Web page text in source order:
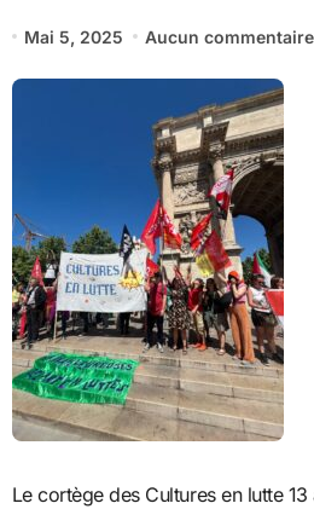
Mai 5, 2025 Aucun commentaire
Le cortège des Cultures en lutte